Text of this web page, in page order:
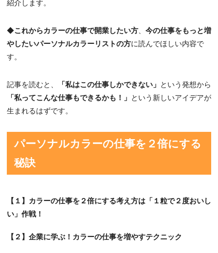
紹介します。
◆これからカラーの仕事で開業したい方、 今の仕事をもっと増
やしたいパーソナルカラーリストの方に読んでほしい内容で
す。
記事を読むと、 「私はこの仕事しかできない」 という発想から
「私ってこんな仕事もできるかも！」 という新しいアイデアが
生まれるはずです。
パーソナルカラーの仕事を２倍にする
秘訣
【１】カラーの仕事を２倍にする考え方は「１粒で２度おいし
い」作戦！
【２】企業に学ぶ！カラーの仕事を増やすテクニック